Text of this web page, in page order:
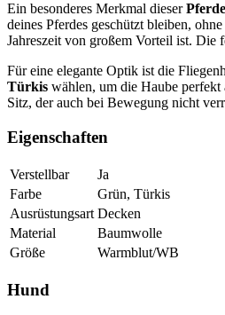
Ein besonderes Merkmal dieser
deines Pferdes geschützt bleiben,
Jahreszeit von großem Vorteil ist. Die
Für eine elegante Optik ist die
Türkis wählen, um die Haube perfekt
Sitz, der auch bei Bewegung nicht
Eigenschaften
Verstellbar
Ja
Farbe
Grün, Türkis
Ausrüstungsart Decken
Material
Baumwolle
Größe
Warmblut/WB
Hund